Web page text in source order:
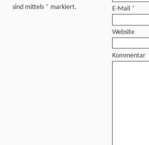
sind mittels * markiert. E-Mail *
Website
Kommentar